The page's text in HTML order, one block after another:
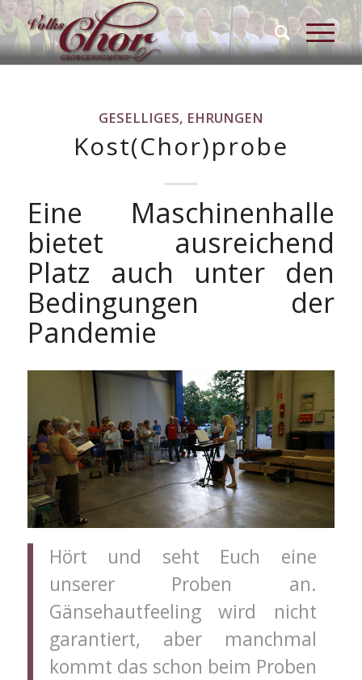
GESELLIGES, EHRUNGEN
Kost(Chor)probe
Eine Maschinenhalle
bietet ausreichend
Platz auch unter den
Bedingungen der
Pandemie
Hört und seht Euch eine
unserer Proben an.
Gänsehautfeeling wird nicht
garantiert, aber manchmal
kommt das schon beim Proben